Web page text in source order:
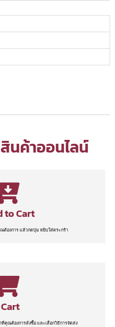
นค้าออนไลน์
to Cart
ต้องการ แล้วกดปุ่ม หยิบใส่ตระกร้า
คุณต้องการสั่งซื้อ และเลือกวิธีการจัดส่ง